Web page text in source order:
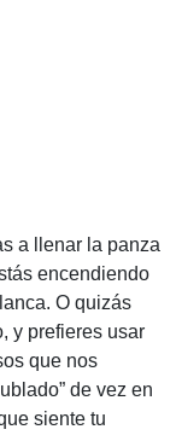
a llenar la panza
encendiendo
O quizás
y prefieres usar
que nos
de vez en
siente tu